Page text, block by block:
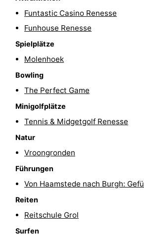
trinken
Praktisch
Forum
Route
Parken
Reisebuchshop
Medizin
Adressen
Region
Südholland
Leiden
Bollenstreek
Funtastic Casino Renesse
Funhouse Renesse
Spielplätze
Molenhoek
Bowling
The Perfect Game
Minigolfplätze
Tennis & Midgetgolf Renesse
Natur
Vroongronden
Führungen
Von Haamstede nach Burgh:
Reiten
Reitschule Grol
Surfen